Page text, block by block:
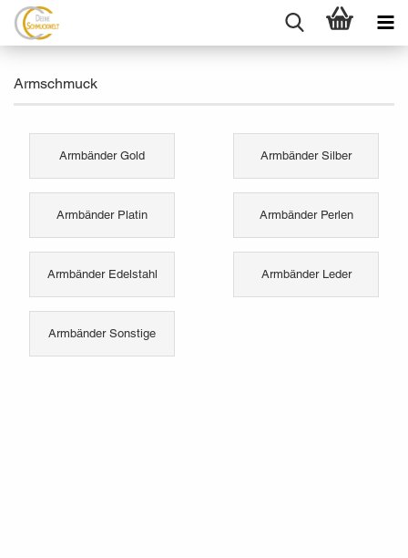
Armschmuck
Armbänder Gold Armbänder Silber
Armbänder Platin Armbänder Perlen
Armbänder Edelstahl Armbänder Leder
Armbänder Sonstige